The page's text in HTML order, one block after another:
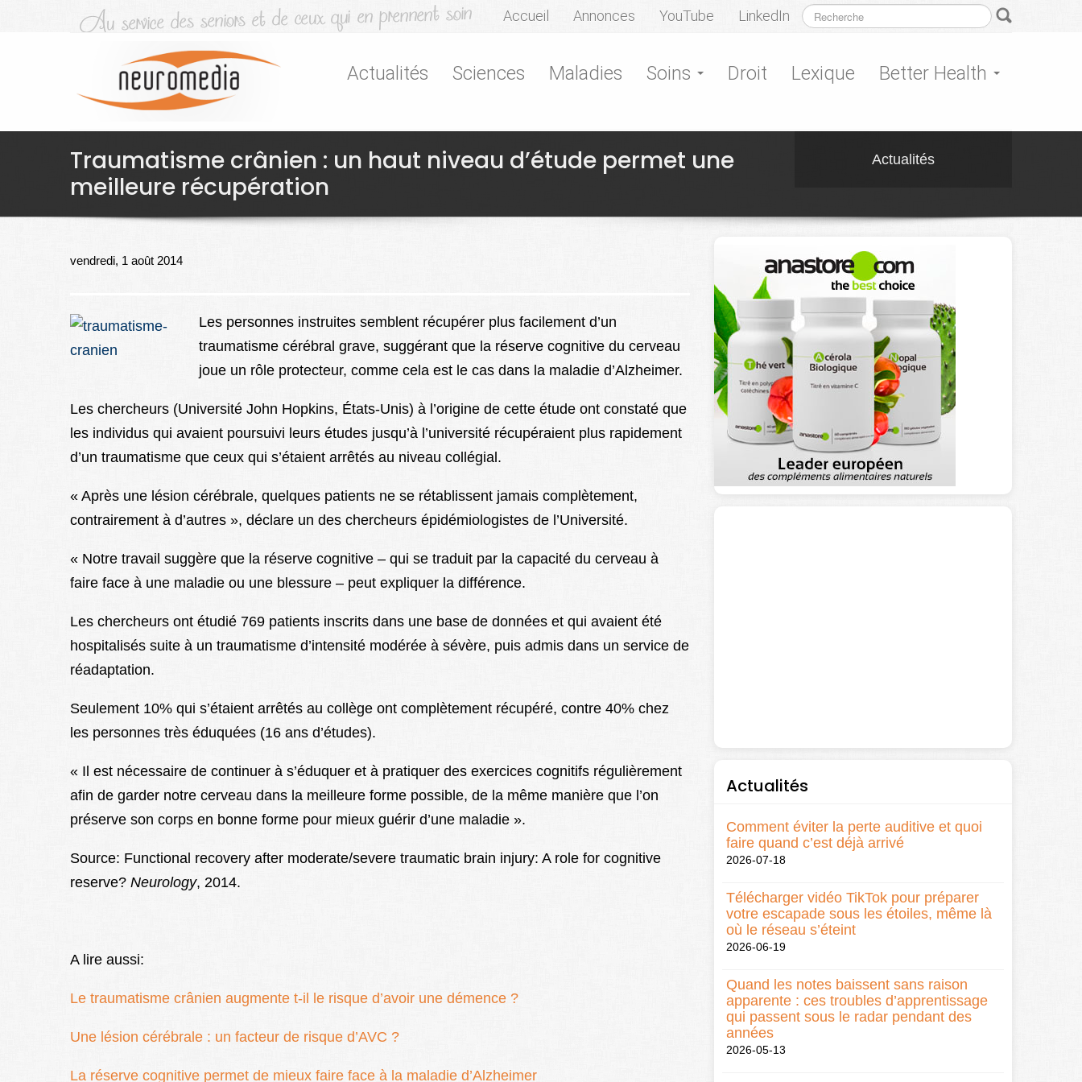
Accueil Annonces YouTube LinkedIn
Actualités Sciences Maladies Soins Droit Lexique Better Health
Traumatisme crânien : un haut niveau d’étude permet une
meilleure récupération
Actualités
vendredi, 1 août 2014
Les personnes instruites semblent récupérer plus facilement d’un
traumatisme cérébral grave, suggérant que la réserve cognitive du cerveau
joue un rôle protecteur, comme cela est le cas dans la maladie d’Alzheimer.
Les chercheurs (Université John Hopkins, États-Unis) à l’origine de cette étude ont constaté que
les individus qui avaient poursuivi leurs études jusqu’à l’université récupéraient plus rapidement
d’un traumatisme que ceux qui s’étaient arrêtés au niveau collégial.
« Après une lésion cérébrale, quelques patients ne se rétablissent jamais complètement,
contrairement à d’autres », déclare un des chercheurs épidémiologistes de l’Université.
« Notre travail suggère que la réserve cognitive – qui se traduit par la capacité du cerveau à
faire face à une maladie ou une blessure – peut expliquer la différence.
Les chercheurs ont étudié 769 patients inscrits dans une base de données et qui avaient été
hospitalisés suite à un traumatisme d’intensité modérée à sévère, puis admis dans un service de
réadaptation.
Seulement 10% qui s’étaient arrêtés au collège ont complètement récupéré, contre 40% chez
les personnes très éduquées (16 ans d’études).
« Il est nécessaire de continuer à s’éduquer et à pratiquer des exercices cognitifs régulièrement
afin de garder notre cerveau dans la meilleure forme possible, de la même manière que l’on
préserve son corps en bonne forme pour mieux guérir d’une maladie ».
Source: Functional recovery after moderate/severe traumatic brain injury: A role for cognitive
reserve? Neurology, 2014.
A lire aussi:
Le traumatisme crânien augmente t-il le risque d’avoir une démence ?
Une lésion cérébrale : un facteur de risque d’AVC ?
La réserve cognitive permet de mieux faire face à la maladie d’Alzheimer
Actualités
Comment éviter la perte auditive et quoi
faire quand c’est déjà arrivé
2026-07-18
Télécharger vidéo TikTok pour préparer
votre escapade sous les étoiles, même là
où le réseau s’éteint
2026-06-19
Quand les notes baissent sans raison
apparente : ces troubles d’apprentissage
qui passent sous le radar pendant des
années
2026-05-13